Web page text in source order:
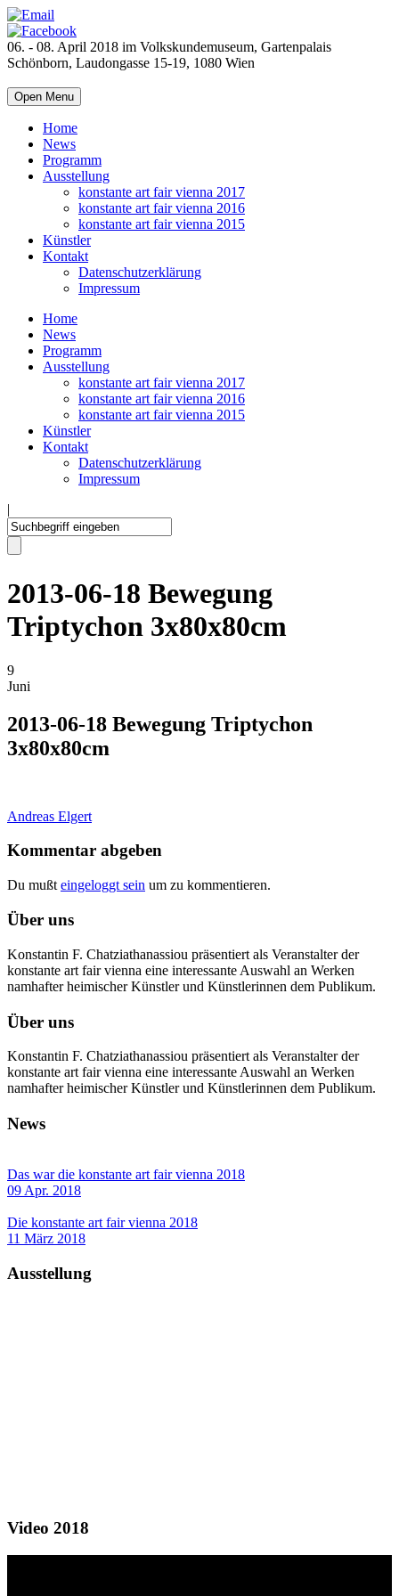
06. - 08. April 2018 im Volkskundemuseum, Gartenpalais
Schönborn, Laudongasse 15-19, 1080 Wien
Open Menu
Home
News
Programm
Ausstellung
konstante art fair vienna 2017
konstante art fair vienna 2016
konstante art fair vienna 2015
Künstler
Kontakt
Datenschutzerklärung
Impressum
Home
News
Programm
Ausstellung
konstante art fair vienna 2017
konstante art fair vienna 2016
konstante art fair vienna 2015
Künstler
Kontakt
Datenschutzerklärung
Impressum
|
2013-06-18 Bewegung
Triptychon 3x80x80cm
9
Juni
2013-06-18 Bewegung Triptychon
3x80x80cm
Andreas Elgert
Kommentar abgeben
Du mußt eingeloggt sein um zu kommentieren.
Über uns
Konstantin F. Chatziathanassiou präsentiert als Veranstalter der
konstante art fair vienna eine interessante Auswahl an Werken
namhafter heimischer Künstler und Künstlerinnen dem Publikum.
Über uns
Konstantin F. Chatziathanassiou präsentiert als Veranstalter der
konstante art fair vienna eine interessante Auswahl an Werken
namhafter heimischer Künstler und Künstlerinnen dem Publikum.
News
Das war die konstante art fair vienna 2018
09 Apr. 2018
Die konstante art fair vienna 2018
11 März 2018
Ausstellung
Video 2018